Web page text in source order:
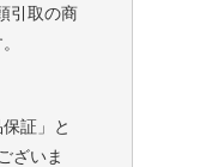
引取の商
証」と
ざいま